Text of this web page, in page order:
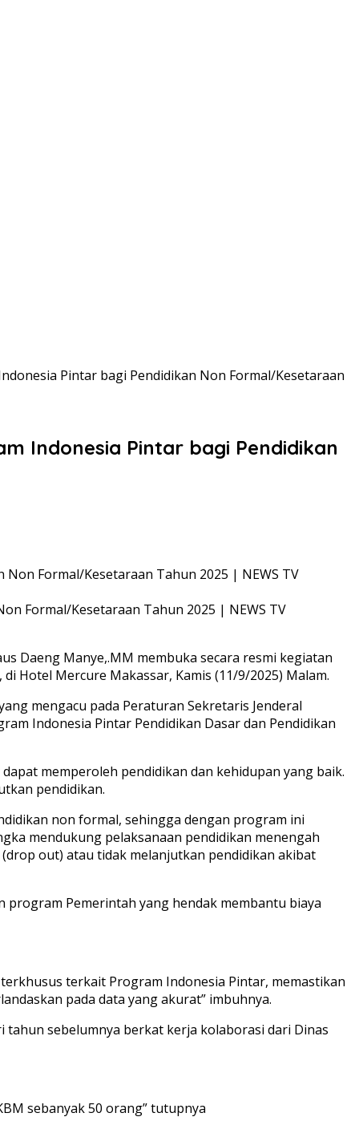
Pintar bagi Pendidikan Non Formal/Kesetaraan
Indonesia Pintar bagi Pendidikan
Formal/Kesetaraan Tahun 2025 | NEWS TV
Daeng Manye,.MM membuka secara resmi kegiatan
Hotel Mercure Makassar, Kamis (11/9/2025) Malam.
mengacu pada Peraturan Sekretaris Jenderal
Indonesia Pintar Pendidikan Dasar dan Pendidikan
memperoleh pendidikan dan kehidupan yang baik.
pendidikan.
non formal, sehingga dengan program ini
mendukung pelaksanaan pendidikan menengah
out) atau tidak melanjutkan pendidikan akibat
Pemerintah yang hendak membantu biaya
terkait Program Indonesia Pintar, memastikan
pada data yang akurat” imbuhnya.
sebelumnya berkat kerja kolaborasi dari Dinas
sebanyak 50 orang” tutupnya